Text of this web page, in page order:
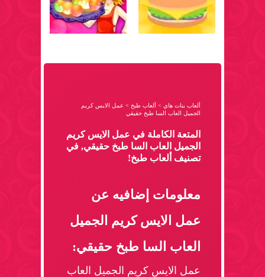
ألعاب بنات هاي > ألعاب طبخ > عمل الايس كريم
الجميل العاب السا طبخ حقيقي
المتعة الكاملة في عمل الايس كريم
الجميل العاب السا طبخ حقيقي, في
تصنيف ألعاب طبخ!
معلومات إضافيه عن
عمل الايس كريم الجميل
العاب السا طبخ حقيقي:
عمل الايس كريم الجميل العاب